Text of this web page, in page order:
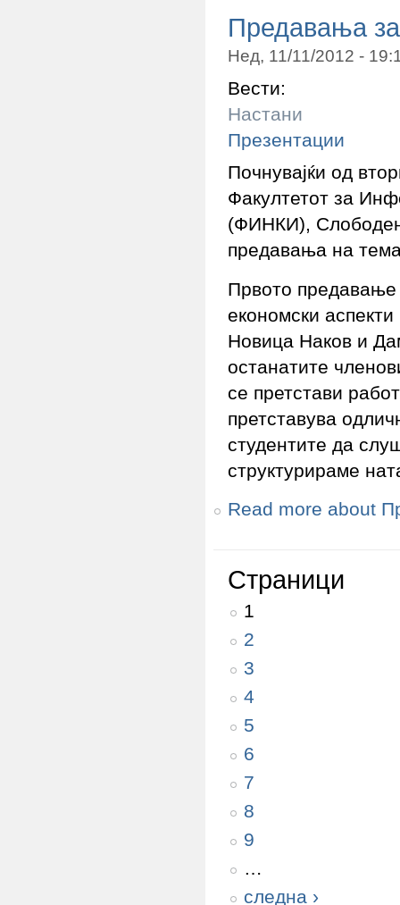
Предавања
Нед, 11/11/2012 -
Вести:
Настани
Презентации
Почнувајќи од
Факултетот за
(ФИНКИ), Слободен
предавања на
Првото
економски
Новица Наков и
останатите
се претстави
претставува
студентите да
структурираме
Read more about
Страници
1
2
3
4
5
6
7
8
9
…
следна ›